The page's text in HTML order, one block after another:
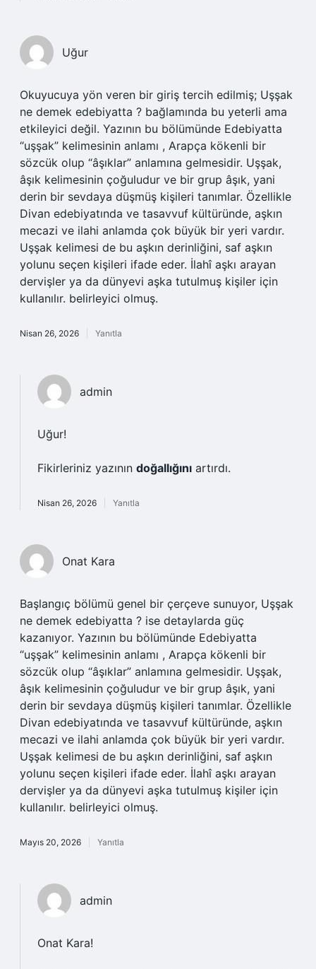
Uğur
Okuyucuya yön veren bir giriş tercih edilmiş; Uşşak
ne demek edebiyatta ? bağlamında bu yeterli ama
etkileyici değil. Yazının bu bölümünde Edebiyatta
“uşşak” kelimesinin anlamı , Arapça kökenli bir
sözcük olup “âşıklar” anlamına gelmesidir. Uşşak,
âşık kelimesinin çoğuludur ve bir grup âşık, yani
derin bir sevdaya düşmüş kişileri tanımlar. Özellikle
Divan edebiyatında ve tasavvuf kültüründe, aşkın
mecazi ve ilahi anlamda çok büyük bir yeri vardır.
Uşşak kelimesi de bu aşkın derinliğini, saf aşkın
yolunu seçen kişileri ifade eder. İlahî aşkı arayan
dervişler ya da dünyevi aşka tutulmuş kişiler için
kullanılır. belirleyici olmuş.
Nisan 26, 2026 Yanıtla
admin
Uğur!
Fikirleriniz yazının doğallığını artırdı.
Nisan 26, 2026 Yanıtla
Onat Kara
Başlangıç bölümü genel bir çerçeve sunuyor, Uşşak
ne demek edebiyatta ? ise detaylarda güç
kazanıyor. Yazının bu bölümünde Edebiyatta
“uşşak” kelimesinin anlamı , Arapça kökenli bir
sözcük olup “âşıklar” anlamına gelmesidir. Uşşak,
âşık kelimesinin çoğuludur ve bir grup âşık, yani
derin bir sevdaya düşmüş kişileri tanımlar. Özellikle
Divan edebiyatında ve tasavvuf kültüründe, aşkın
mecazi ve ilahi anlamda çok büyük bir yeri vardır.
Uşşak kelimesi de bu aşkın derinliğini, saf aşkın
yolunu seçen kişileri ifade eder. İlahî aşkı arayan
dervişler ya da dünyevi aşka tutulmuş kişiler için
kullanılır. belirleyici olmuş.
Mayıs 20, 2026 Yanıtla
admin
Onat Kara!